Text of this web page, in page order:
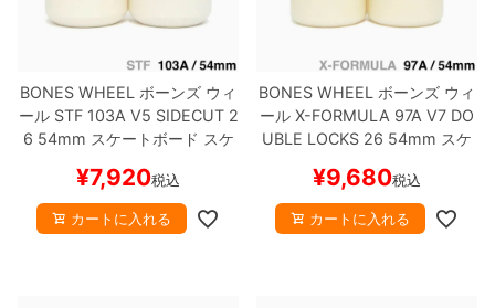
BONES WHEEL ボーンズ ウィ
ールSTF 103A V5 SIDECUT 2
6 54mm スケートボード スケ
¥7,920税込
カートに入れる
BONES WHEEL ボーンズ ウィ
ール X-FORMULA 97A V7 DO
UBLE LOCKS 26 54mm スケ
¥9,680税込
カートに入れる